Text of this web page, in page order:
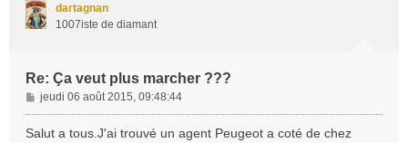
dartagnan
1007iste de diamant
Re: Ça veut plus marcher ???
M
e
jeudi 06 août 2015, 09:48:44
Salut a tous.J'ai trouvé un agent Peugeot a coté de chez